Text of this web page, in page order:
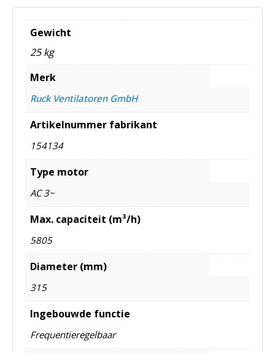
Gewicht
25 kg
Merk
Ruck Ventilatoren GmbH
Artikelnummer fabrikant
154134
Type motor
AC 3~
Max. capaciteit (m³/h)
5805
Diameter (mm)
315
Ingebouwde functie
Frequentieregelbaar